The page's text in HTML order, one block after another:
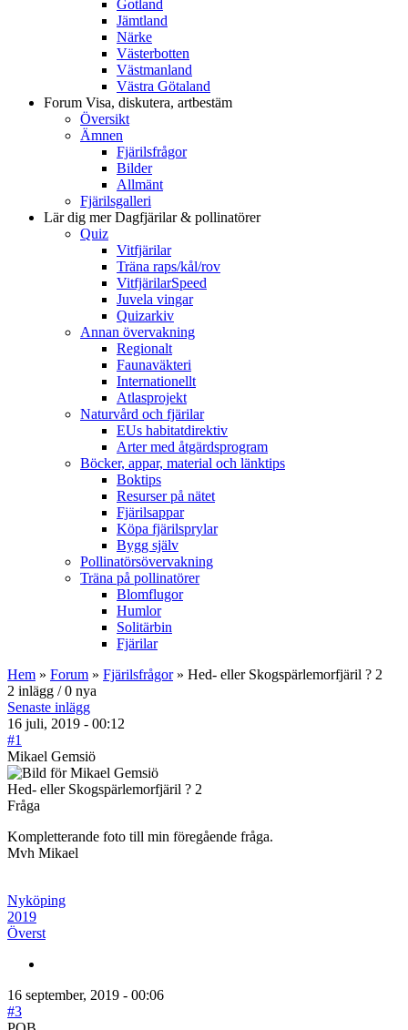
Gotland
Jämtland
Närke
Västerbotten
Västmanland
Västra Götaland
Forum Visa, diskutera, artbestäm
Översikt
Ämnen
Fjärilsfrågor
Bilder
Allmänt
Fjärilsgalleri
Lär dig merDagfjärilar & pollinatörer
Quiz
Vitfjärilar
Träna raps/kål/rov
VitfjärilarSpeed
Juvela vingar
Quizarkiv
Annan övervakning
Regionalt
Faunaväkteri
Internationellt
Atlasprojekt
Naturvård och fjärilar
EUs habitatdirektiv
Arter med åtgärdsprogram
Böcker, appar, material och länktips
Boktips
Resurser på nätet
Fjärilsappar
Köpa fjärilsprylar
Bygg själv
Pollinatörsövervakning
Träna på pollinatörer
Blomflugor
Humlor
Solitärbin
Fjärilar
Hem » Forum » Fjärilsfrågor» Hed- eller Skogspärlemorfjäril ? 2
2 inlägg / 0 nya
Senaste inlägg
16 juli, 2019 - 00:12
#1
Mikael Gemsiö
Hed- eller Skogspärlemorfjäril ? 2
Fråga
Kompletterande foto till min föregående fråga.
Mvh Mikael
Nyköping
2019
Överst
16 september, 2019 - 00:06
#3